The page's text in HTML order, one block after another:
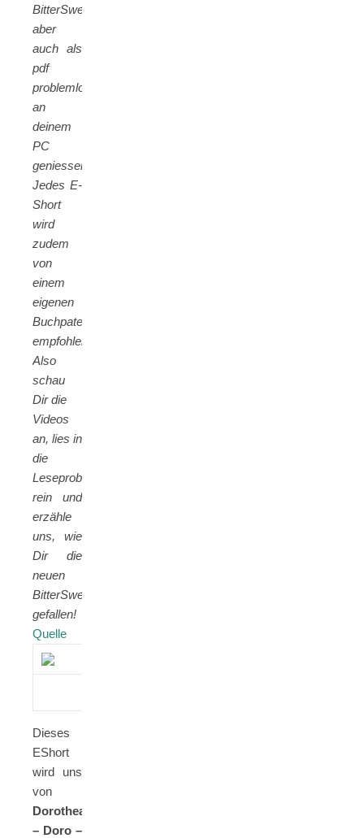
BitterSweets
aber
auch als
pdf
problemlos
an
deinem
PC
geniessen.
Jedes E-
Short
wird
zudem
von
einem
eigenen
Buchpaten/Booktuber
empfohlen.
Also
schau
Dir die
Videos
an, lies in
die
Leseproben
rein und
erzähle
uns, wie
Dir die
neuen
BitterSweets
gefallen!
Quelle
Dieses
EShort
wird uns
von
Dorothea
– Doro –